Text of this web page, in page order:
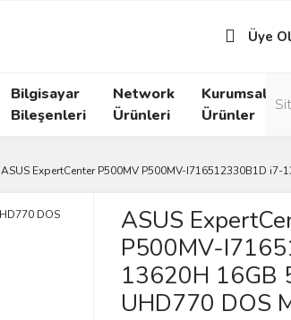
Üye Ol
Bilgisayar
Bileşenleri
Network
Ürünleri
Kurumsal
Ürünler
ASUS ExpertCenter P500MV P500MV-I716512330B1D
ASUS
P500MV-
13620H 16GB
UHD770 DOS